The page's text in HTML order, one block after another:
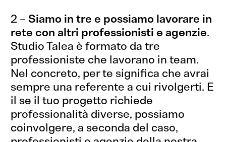
2 –Siamo in tre e possiamo lavorare in
rete con altri professionisti e agenzie.
Studio Talea è formato da tre
professioniste che lavorano in team.
Nel concreto, per te significa che avrai
sempre una referente a cui rivolgerti. E
il se il tuo progetto richiede
professionalità diverse, possiamo
coinvolgere, a seconda del caso,